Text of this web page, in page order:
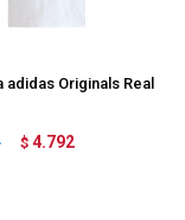
adidas Originals Real
$ 4.792